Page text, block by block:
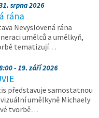
srpna 2026
rána
Nevyslovená rána
umělců a umělkyň,
tematizují…
- 19. září 2026
představuje samostatnou
umělkyně Michaely
tvorbě…